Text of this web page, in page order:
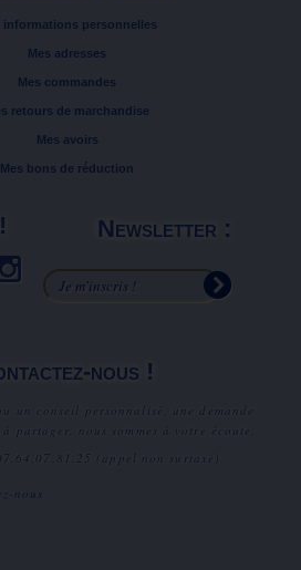
informations personnelles
Mes adresses
Mes commandes
retours de marchandise
Mes avoirs
Mes bons de réduction
Newsletter :
nous !
un conseil personnalisé, une demande
partager, nous sommes à votre écoute.
07.64.07.81.25 (appel non surtaxé).
nous